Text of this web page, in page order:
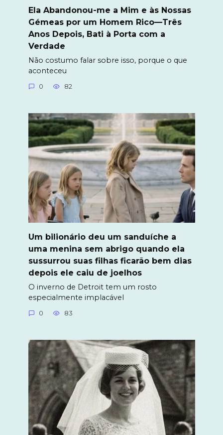
Ela Abandonou-me a Mim e às Nossas
Gémeas por um Homem Rico—Três
Anos Depois, Bati à Porta com a
Verdade
Não costumo falar sobre isso, porque o que
aconteceu
0 82
Um bilionário deu um sanduíche a
uma menina sem abrigo quando ela
sussurrou suas filhas ficarão bem dias
depois ele caiu de joelhos
O inverno de Detroit tem um rosto
especialmente implacável
0 83